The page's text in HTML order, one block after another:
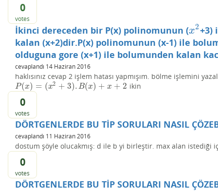
0
votes
İkinci dereceden bir P(x) polinomunun (x2
x2+3)
kalan (x+2)dir.P(x) polinomunun (x-1) ile
olduguna gore (x+1) ile bolumunden kalan
cevaplandı 14 Haziran 2016
haklısınız cevap 2 işlem hatası yapmışım. bölme işlemini
P(x) = (x2 + 3). B(x) + x + 2
P(x)=( 2+ 3).B x)+ x+2 ikin
0
votes
DÖRTGENLERDE BU TİP SORULARI NASIL
cevaplandı 11 Haziran 2016
dostum şöyle olucakmış: d ile b yi birleştir. max alan istediği
0
votes
DÖRTGENLERDE BU TİP SORULARI NASIL